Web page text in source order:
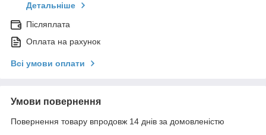
Детальніше
Післяплата
Оплата на рахунок
Всі умови оплати
Умови повернення
Повернення товару впродовж 14 днів за домовленістю